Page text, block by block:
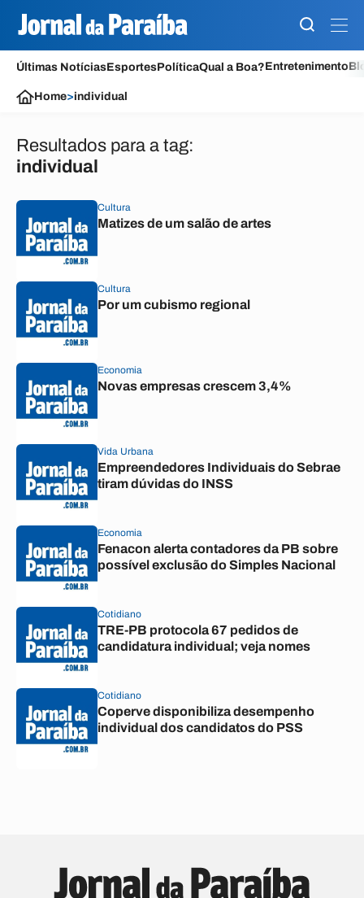
Últimas NotíciasEsportesPolíticaQual a Boa?Entretenimento
Home>individual
Resultados para a tag:
individual
Cultura
Matizes de um salão de artes
Cultura
Por um cubismo regional
Economia
Novas empresas crescem 3,4%
Vida Urbana
Empreendedores Individuais do Sebrae
tiram dúvidas do INSS
Economia
Fenacon alerta contadores da PB sobre
possível exclusão do Simples Nacional
Cotidiano
TRE-PB protocola 67 pedidos de
candidatura individual; veja nomes
Cotidiano
Coperve disponibiliza desempenho
individual dos candidatos do PSS